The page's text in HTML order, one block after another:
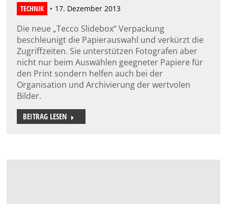
TECHNIK 17. Dezember 2013
Die neue „Tecco Slidebox“ Verpackung
beschleunigt die Papierauswahl und verkürzt die
Zugriffzeiten. Sie unterstützen Fotografen aber
nicht nur beim Auswählen geegneter Papiere für
den Print sondern helfen auch bei der
Organisation und Archivierung der wertvolen
Bilder.
BEITRAG LESEN